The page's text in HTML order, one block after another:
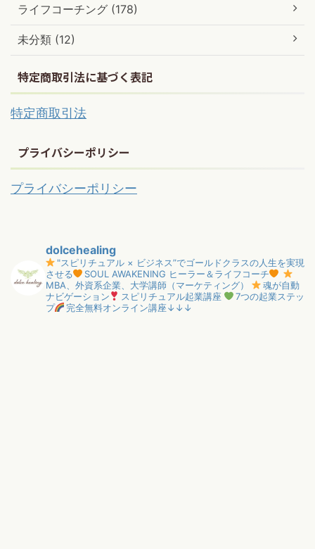
ライフコーチング (178)
未分類 (12)
特定商取引法に基づく表記
特定商取引法
プライバシーポリシー
プライバシーポリシー
dolcehealing
"スピリチュアル × ビジネス”でゴールドクラスの人生を実現
させる
SOUL AWAKENING ヒーラー＆ライフコーチ
MBA、外資系企業、大学講師（マーケティング）
魂が自動
ナビゲーション
スピリチュアル起業講座
7つの起業ステッ
プ
完全無料オンライン講座↓↓↓